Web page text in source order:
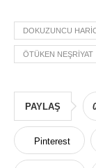
DOKUZUNCU
ÖTÜKEN NEŞRIYAT
PAYLAŞ
Pinterest